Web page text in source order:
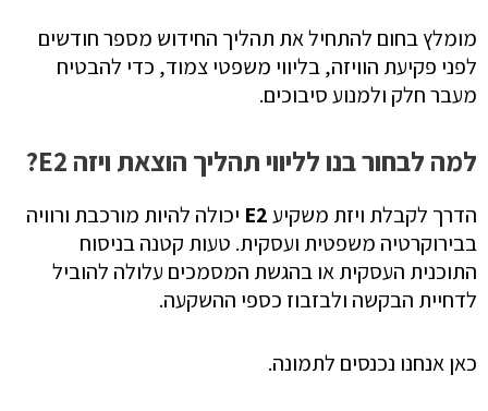
מומלץ בחום להתחיל את תהליך החידוש מספר חודשים
לפני פקיעת הוויזה, בליווי משפטי צמוד, כדי להבטיח
מעבר חלק ולמנוע סיבוכים.
למה לבחור בנו לליווי תהליך הוצאת ויזה E2?
הדרך לקבלת ויזת משקיעE2 יכולה להיות מורכבת ורוויה
בבירוקרטיה משפטית ועסקית. טעות קטנה בניסוח
התוכנית העסקית או בהגשת המסמכים עלולה להוביל
לדחיית הבקשה ולבזבוז כספי ההשקעה.
כאן אנחנו נכנסים לתמונה.